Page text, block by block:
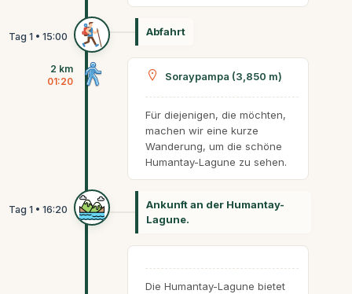
Abfahrt
2 km
01:20
Soraypampa (3,850 m)
Für diejenigen, die möchten,
machen wir eine kurze
Wanderung, um die schöne
Humantay-Lagune zu sehen.
Ankunft an der Humantay-
Lagune.
Die Humantay-Lagune bietet